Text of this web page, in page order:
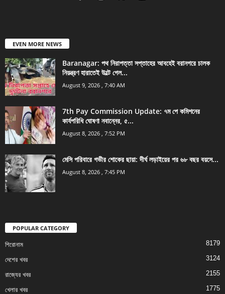
EVEN MORE NEWS
Baranagar: পথ নিরাপত্তা সপ্তাহের আবহেই বরানগরে চালক
নিয়ন্ত্রণ হারাতেই উল্টে গেল...
August 9, 2026 , 7:40 AM
7th Pay Commission Update: ৭ম পে কমিশনের
কার্যপরিধি ঘোষণা নবান্নের, ৫...
August 8, 2026 , 7:52 PM
মেসি পরিবারে গভীর শোকের ছায়া: দীর্ঘ লড়াইয়ের পর ৬৮ বছর বয়সে...
August 8, 2026 , 7:45 PM
POPULAR CATEGORY
শিরোনাম 8179
দেশের খবর 3124
রাজ্যের খবর 2155
খেলার খবর 1775